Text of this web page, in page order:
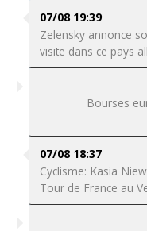
07/08 19:39
Zelensky annonce
visite dans ce pays
Bourses
07/08 18:37
Cyclisme: Kasia
Tour de France au